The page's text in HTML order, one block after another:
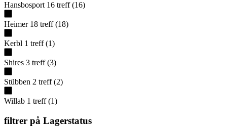
Hansbosport 16 treff (16)
Heimer 18 treff (18)
Kerbl 1 treff (1)
Shires 3 treff (3)
Stübben 2 treff (2)
Willab 1 treff (1)
filtrer på Lagerstatus